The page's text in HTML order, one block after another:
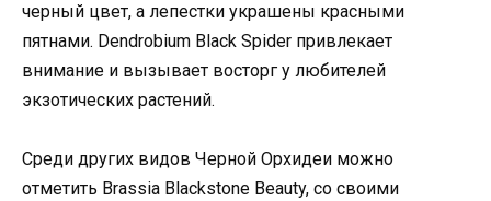
черный цвет, а лепестки украшены красными
пятнами. Dendrobium Black Spider привлекает
внимание и вызывает восторг у любителей
экзотических растений.
Среди других видов Черной Орхидеи можно
отметить Brassia Blackstone Beauty, со своими